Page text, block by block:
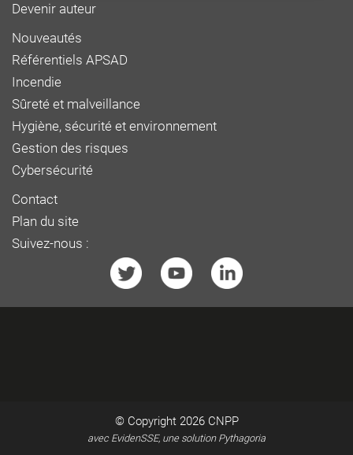
Devenir auteur
Nouveautés
Référentiels APSAD
Incendie
Sûreté et malveillance
Hygiène, sécurité et environnement
Gestion des risques
Cybersécurité
Contact
Plan du site
Suivez-nous :
© Copyright 2026 CNPP
avec EvidenSSE, une solution Pythagoria